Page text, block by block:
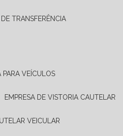
TRANSFERÊNCIA
PARA VEÍCULOS
EMPRESA DE VISTORIA CAUTELAR
VEICULAR